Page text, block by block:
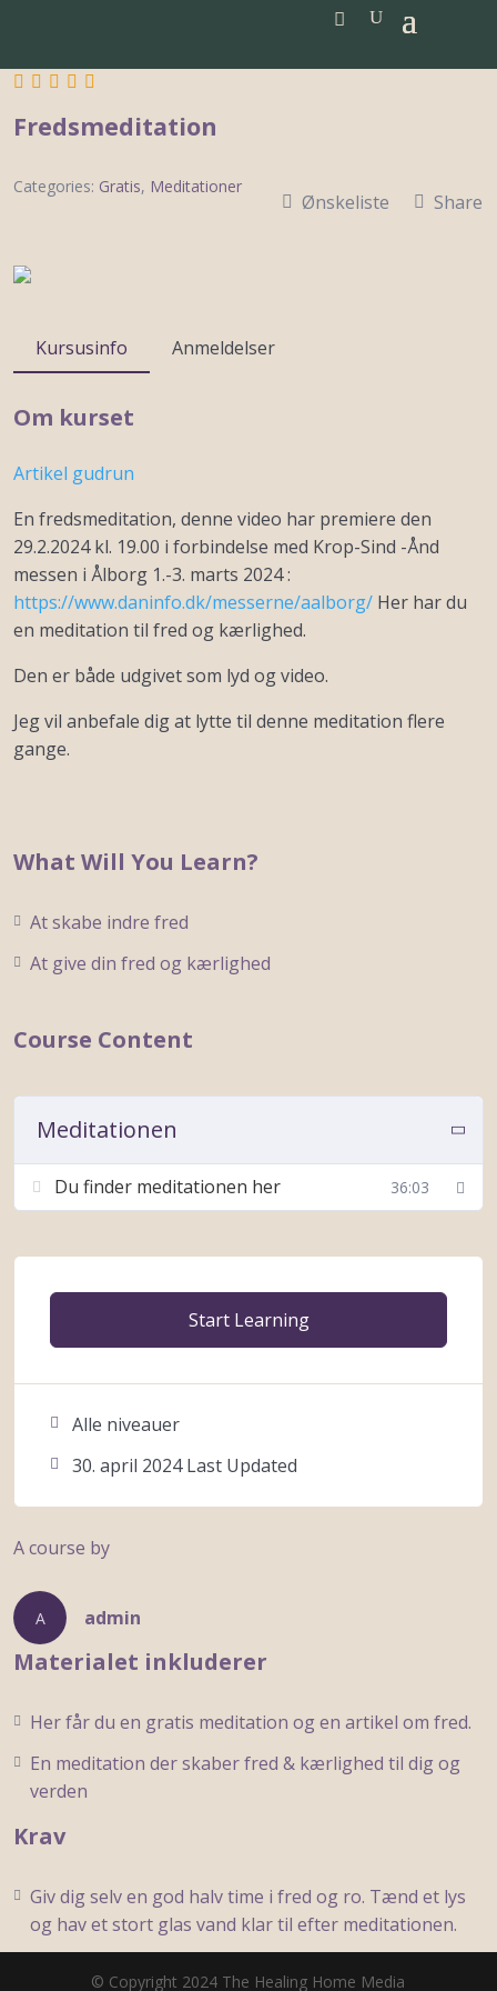
Fredsmeditation
Categories: Gratis, Meditationer
Ønskeliste Share
Kursusinfo Anmeldelser
Om kurset
Artikel gudrun
En fredsmeditation, denne video har premiere den
29.2.2024 kl. 19.00 i forbindelse med Krop-Sind -Ånd
messen i Ålborg 1.-3. marts 2024 :
https://www.daninfo.dk/messerne/aalborg/ Her har du
en meditation til fred og kærlighed.
Den er både udgivet som lyd og video.
Jeg vil anbefale dig at lytte til denne meditation flere
gange.
What Will You Learn?
At skabe indre fred
At give din fred og kærlighed
Course Content
Meditationen
Du finder meditationen her 36:03
Start Learning
Alle niveauer
30. april 2024 Last Updated
A course by
A admin
Materialet inkluderer
Her får du en gratis meditation og en artikel om fred.
En meditation der skaber fred & kærlighed til dig og
verden
Krav
Giv dig selv en god halv time i fred og ro. Tænd et lys
og hav et stort glas vand klar til efter meditationen.
© Copyright 2024 The Healing Home Media